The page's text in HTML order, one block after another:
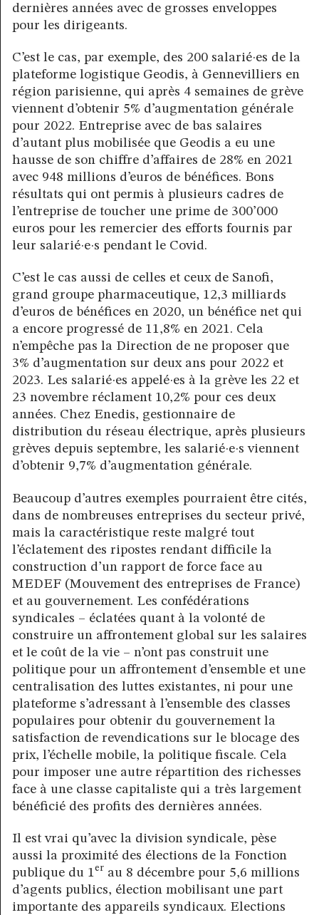
dernières années avec de grosses enveloppes
pour les dirigeants.
C’est le cas, par exemple, des 200 salarié·es de la
plateforme logistique Geodis, à Gennevilliers en
région parisienne, qui après 4 semaines de grève
viennent d’obtenir 5% d’augmentation générale
pour 2022. Entreprise avec de bas salaires
d’autant plus mobilisée que Geodis a eu une
hausse de son chiffre d’affaires de 28% en 2021
avec 948 millions d’euros de bénéfices. Bons
résultats qui ont permis à plusieurs cadres de
l’entreprise de toucher une prime de 300’000
euros pour les remercier des efforts fournis par
leur salarié·e·s pendant le Covid.
C’est le cas aussi de celles et ceux de Sanofi,
grand groupe pharmaceutique, 12,3 milliards
d’euros de bénéfices en 2020, un bénéfice net qui
a encore progressé de 11,8% en 2021. Cela
n’empêche pas la Direction de ne proposer que
3% d’augmentation sur deux ans pour 2022 et
2023. Les salarié·es appelé·es à la grève les 22 et
23 novembre réclament 10,2% pour ces deux
années. Chez Enedis, gestionnaire de
distribution du réseau électrique, après plusieurs
grèves depuis septembre, les salarié·e·s viennent
d’obtenir 9,7% d’augmentation générale.
Beaucoup d’autres exemples pourraient être cités,
dans de nombreuses entreprises du secteur privé,
mais la caractéristique reste malgré tout
l’éclatement des ripostes rendant difficile la
construction d’un rapport de force face au
MEDEF (Mouvement des entreprises de France)
et au gouvernement. Les confédérations
syndicales – éclatées quant à la volonté de
construire un affrontement global sur les salaires
et le coût de la vie – n’ont pas construit une
politique pour un affrontement d’ensemble et une
centralisation des luttes existantes, ni pour une
plateforme s’adressant à l’ensemble des classes
populaires pour obtenir du gouvernement la
satisfaction de revendications sur le blocage des
prix, l’échelle mobile, la politique fiscale. Cela
pour imposer une autre répartition des richesses
face à une classe capitaliste qui a très largement
bénéficié des profits des dernières années.
Il est vrai qu’avec la division syndicale, pèse
aussi la proximité des élections de la Fonction
publique du 1er au 8 décembre pour 5,6 millions
d’agents publics, élection mobilisant une part
importante des appareils syndicaux. Elections